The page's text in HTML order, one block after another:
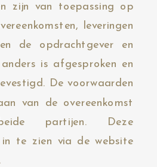
zijn van toepassing op
leveringen
de opdrachtgever en
is afgesproken en
De voorwaarden
van de overeenkomst
partijen. Deze
in te zien via de website